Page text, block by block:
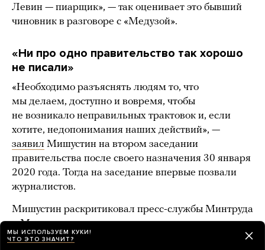
Левин — пиарщик», — так оценивает это бывший
чиновник в разговоре с «Медузой».
«Ни про одно правительство так хорошо
не писали»
«Необходимо разъяснять людям то, что
мы делаем, доступно и вовремя, чтобы
не возникало неправильных трактовок и, если
хотите, недопонимания наших действий», —
заявил Мишустин на втором заседании
правительства после своего назначения 30 января
2020 года. Тогда на заседание впервые позвали
журналистов.
Мишустин раскритиковал пресс-службы Минтруда
и Минсвязи за их недавние провалы и заявил, что
все члены правительства и их пресс-службы
МЫ ИСПОЛЬЗУЕМ КУКИ!
ЧТО ЭТО ЗНАЧИТ?